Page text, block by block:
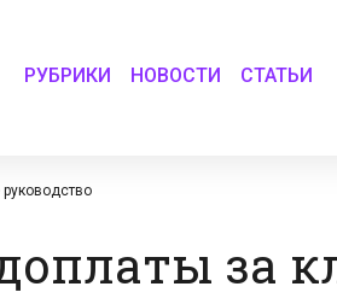
РУБРИКИ НОВОСТИ СТАТЬИ
за